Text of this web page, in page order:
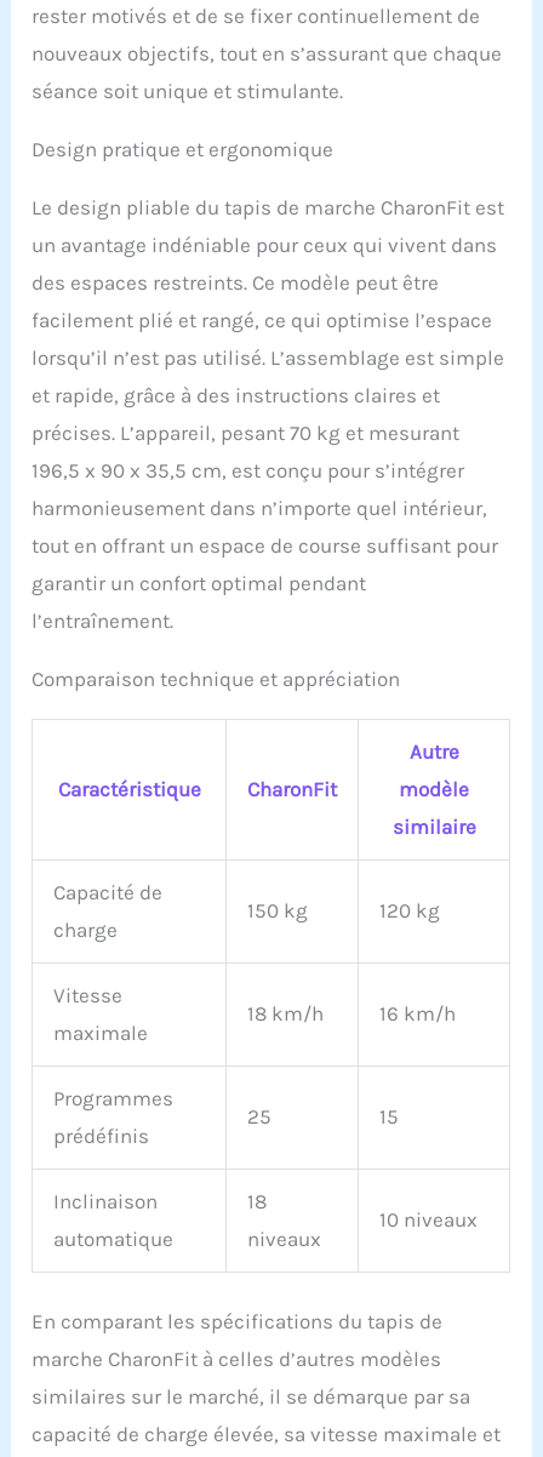
rester motivés et de se fixer continuellement de
nouveaux objectifs, tout en s’assurant que chaque
séance soit unique et stimulante.
Design pratique et ergonomique
Le design pliable du tapis de marche CharonFit est
un avantage indéniable pour ceux qui vivent dans
des espaces restreints. Ce modèle peut être
facilement plié et rangé, ce qui optimise l’espace
lorsqu’il n’est pas utilisé. L’assemblage est simple
et rapide, grâce à des instructions claires et
précises. L’appareil, pesant 70 kg et mesurant
196,5 x 90 x 35,5 cm, est conçu pour s’intégrer
harmonieusement dans n’importe quel intérieur,
tout en offrant un espace de course suffisant pour
garantir un confort optimal pendant
l’entraînement.
Comparaison technique et appréciation
Caractéristique CharonFit
Autre
modèle
similaire
Capacité de
charge
150 kg 120 kg
Vitesse
maximale
18 km/h 16 km/h
Programmes
prédéfinis
25 15
Inclinaison
automatique
18
niveaux
10 niveaux
En comparant les spécifications du tapis de
marche CharonFit à celles d’autres modèles
similaires sur le marché, il se démarque par sa
capacité de charge élevée, sa vitesse maximale et